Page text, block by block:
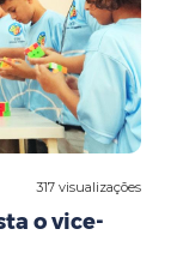
317 visualizações
o vice-